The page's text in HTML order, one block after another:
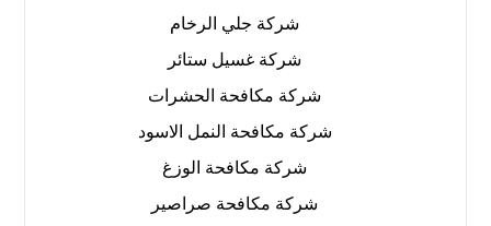
شركة جلي الرخام
شركة غسيل ستائر
شركة مكافحة الحشرات
شركة مكافحة النمل الاسود
شركة مكافحة الوزغ
شركة مكافحة صراصير